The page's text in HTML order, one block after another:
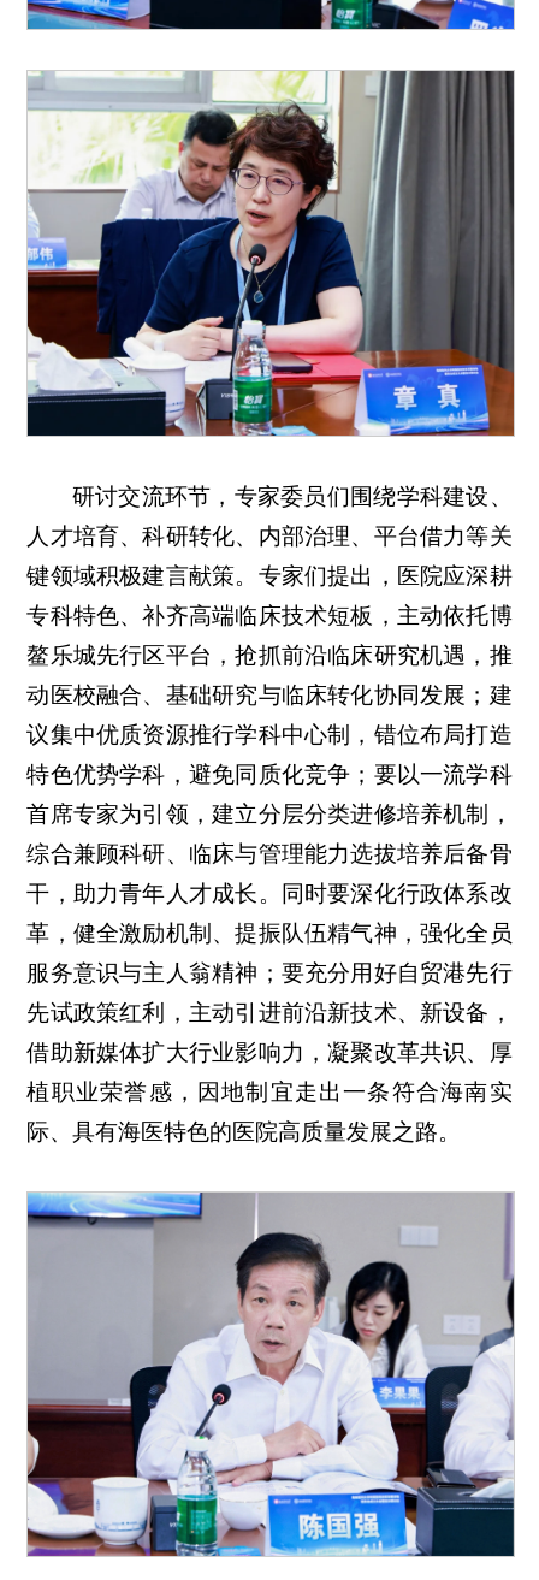
研讨交流环节，专家委员们围绕学科建设、
人才培育、科研转化、内部治理、平台借力等关
键领域积极建言献策。专家们提出，医院应深耕
专科特色、补齐高端临床技术短板，主动依托博
鳌乐城先行区平台，抢抓前沿临床研究机遇，推
动医校融合、基础研究与临床转化协同发展；建
议集中优质资源推行学科中心制，错位布局打造
特色优势学科，避免同质化竞争；要以一流学科
首席专家为引领，建立分层分类进修培养机制，
综合兼顾科研、临床与管理能力选拔培养后备骨
干，助力青年人才成长。同时要深化行政体系改
革，健全激励机制、提振队伍精气神，强化全员
服务意识与主人翁精神；要充分用好自贸港先行
先试政策红利，主动引进前沿新技术、新设备，
借助新媒体扩大行业影响力，凝聚改革共识、厚
植职业荣誉感，因地制宜走出一条符合海南实
际、具有海医特色的医院高质量发展之路。